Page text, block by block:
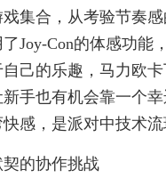
集合，从考验节奏
Joy-Con的体感功能
己的乐趣，马力欧
手也有机会靠一个
感，是派对中技术流
的协作挑战